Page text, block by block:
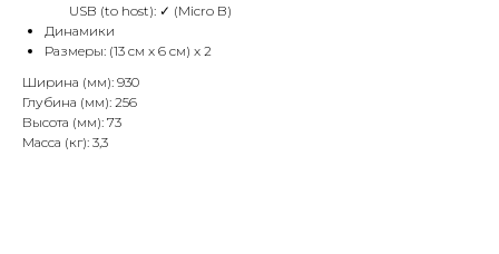
USB (to host): ✓ (Micro B)
Динамики
Размеры: (13 см x 6 см) x 2
Ширина (мм): 930
Глубина (мм): 256
Высота (мм): 73
Масса (кг): 3,3